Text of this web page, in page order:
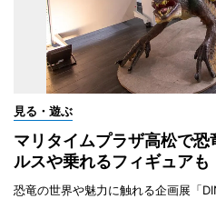
見る・遊ぶ
マリタイムプラザ高松で
ルスや乗れるフィギュアも
恐竜の世界や魅力に触れる企画展「